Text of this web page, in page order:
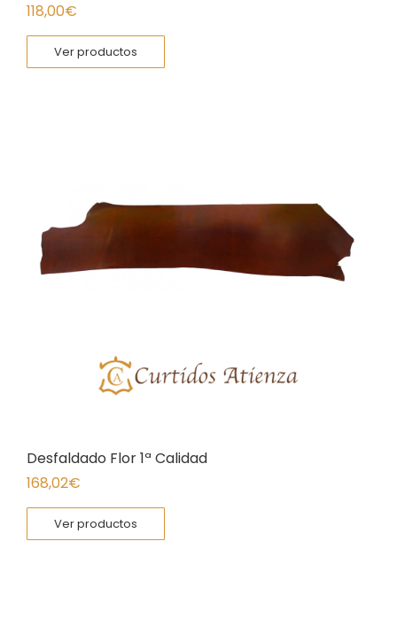
118,00€
Ver productos
Desfaldado Flor 1ª Calidad
168,02€
Ver productos